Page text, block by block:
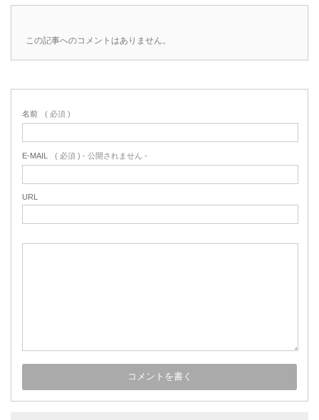
この記事へのコメントはありません。
名前 ( 必須 )
E-MAIL ( 必須 ) - 公開されません -
URL